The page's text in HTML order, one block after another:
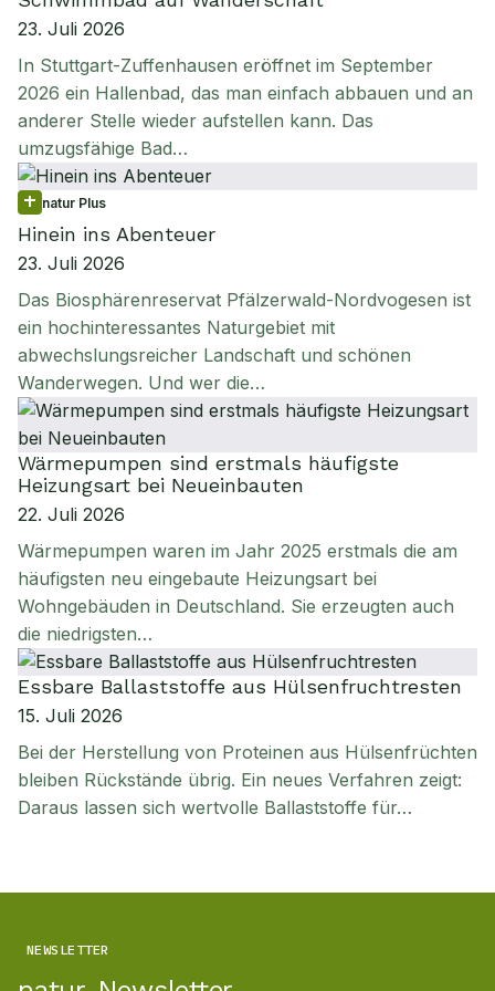
23. Juli 2026
In Stuttgart-Zuffenhausen eröffnet im September
2026 ein Hallenbad, das man einfach abbauen und an
anderer Stelle wieder aufstellen kann. Das
umzugsfähige Bad…
natur Plus
Hinein ins Abenteuer
23. Juli 2026
Das Biosphärenreservat Pfälzerwald-Nordvogesen ist
ein hochinteressantes Naturgebiet mit
abwechslungsreicher Landschaft und schönen
Wanderwegen. Und wer die…
Wärmepumpen sind erstmals häufigste
Heizungsart bei Neueinbauten
22. Juli 2026
Wärmepumpen waren im Jahr 2025 erstmals die am
häufigsten neu eingebaute Heizungsart bei
Wohngebäuden in Deutschland. Sie erzeugten auch
die niedrigsten…
Essbare Ballaststoffe aus Hülsenfruchtresten
15. Juli 2026
Bei der Herstellung von Proteinen aus Hülsenfrüchten
bleiben Rückstände übrig. Ein neues Verfahren zeigt:
Daraus lassen sich wertvolle Ballaststoffe für…
NEWSLETTER